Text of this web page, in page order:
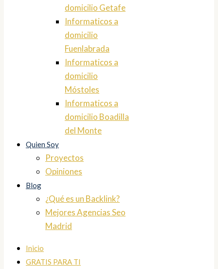
domicilio Getafe
Informaticos a
domicilio
Fuenlabrada
Informaticos a
domicilio
Móstoles
Informaticos a
domicilio Boadilla
del Monte
Quien Soy
Proyectos
Opiniones
Blog
¿Qué es un Backlink?
Mejores Agencias Seo
Madrid
Inicio
GRATIS PARA TI